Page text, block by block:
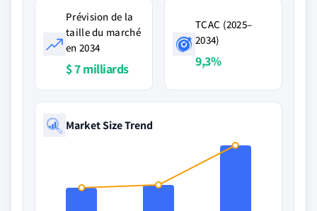
Prévision de la
taille du marché
en 2034
$ 7 milliards
TCAC (2025–
2034)
9,3%
Market Size Trend